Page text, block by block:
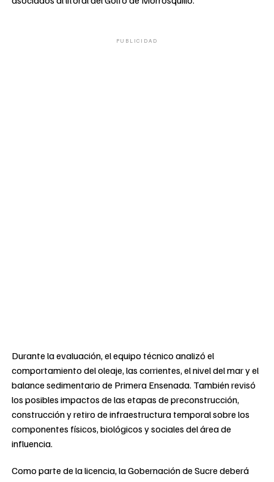
PUBLICIDAD
Durante la evaluación, el equipo técnico analizó el
comportamiento del oleaje, las corrientes, el nivel del mar y el
balance sedimentario de Primera Ensenada. También revisó
los posibles impactos de las etapas de preconstrucción,
construcción y retiro de infraestructura temporal sobre los
componentes físicos, biológicos y sociales del área de
influencia.
Como parte de la licencia, la Gobernación de Sucre deberá